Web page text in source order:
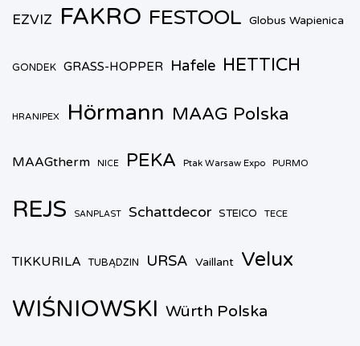
EZVIZ FAKRO FESTOOL Globus Wapienica
GONDEK GRASS-HOPPER Hafele HETTICH
HRANIPEX Hörmann MAAG Polska
MAAGtherm NICE PEKA Ptak Warsaw Expo PURMO
REJS SANPLAST Schattdecor STEICO TECE
TIKKURILA TUBĄDZIN URSA Vaillant Velux
WIŚNIOWSKI Würth Polska